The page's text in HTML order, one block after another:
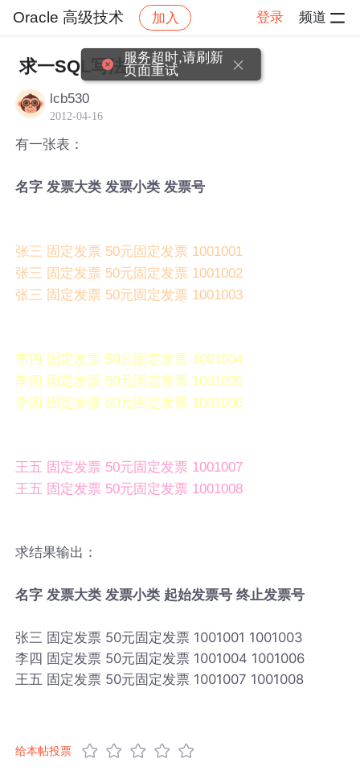
Oracle 高级技术 加入 登录 频道
社区 Oracle 高级技术 帖子详情
求一SQL写法
lcb530
2012-04-16
有一张表：
名字 发票大类 发票小类 发票号
张三 固定发票 50元固定发票 1001001
张三 固定发票 50元固定发票 1001002
张三 固定发票 50元固定发票 1001003
李四 固定发票 50元固定发票 1001004
李四 固定发票 50元固定发票 1001005
李四 固定发票 50元固定发票 1001006
王五 固定发票 50元固定发票 1001007
王五 固定发票 50元固定发票 1001008
求结果输出：
名字 发票大类 发票小类 起始发票号 终止发票号
张三 固定发票 50元固定发票 1001001 1001003
李四 固定发票 50元固定发票 1001004 1001006
王五 固定发票 50元固定发票 1001007 1001008
给本帖投票
服务超时,请刷新
页面重试